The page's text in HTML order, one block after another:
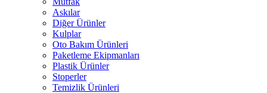
Askılar
Diğer Ürünler
Kulplar
Oto Bakım Ürünleri
Paketleme Ekipmanları
Plastik Ürünler
Stoperler
Temizlik Ürünleri